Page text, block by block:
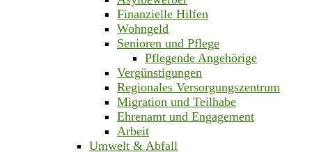
Finanzielle Hilfen
Wohngeld
Senioren und Pflege
Pflegende Angehörige
Vergünstigungen
Regionales Versorgungszentrum
Migration und Teilhabe
Ehrenamt und Engagement
Arbeit
Umwelt & Abfall